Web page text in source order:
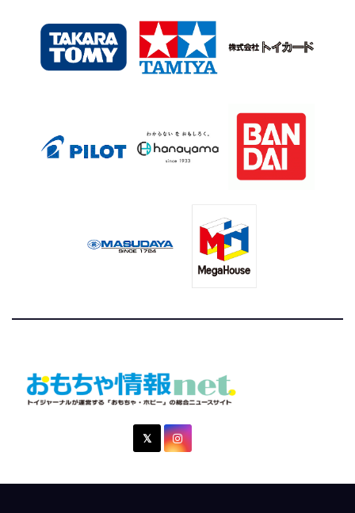
おもちゃ情報net.
トイジャーナルが運営する「おもちゃ・ホビー」の総合ニュ